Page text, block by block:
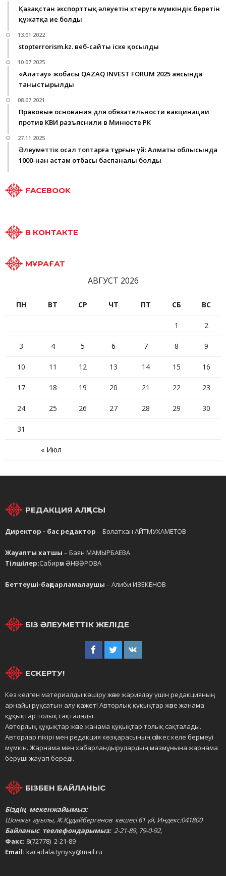
Қазақстан экспорттық әлеуетін көтеруге мүмкіндік беретін
құжатқа ие болды
13.01.2022
stopterrorism.kz. веб-сайты іске қосылды
10.07.2025
«Алатау» жобасы QAZAQ INVEST FORUM 2025 аясында
таныстырылды
08.07.2021
Правовые основания для обязательности вакцинации
против КВИ разъяснили в Минюсте РК
27.11.2025
Әлеуметтік осал топтарға тұрғын үй: Алматы облысында
1000-нан астам отбасы баспаналы болды
FACEBOOK
В КОНТАКТЕ
МҰРАҒАТ
АВГУСТ 2026
ПН ВТ СР ЧТ ПТ СБ ВС
« Июл
1 2
3 4 5 6 7 8 9
10 11 12 13 14 15 16
17 18 19 20 21 22 23
24 25 26 27 28 29 30
31
РЕДАКЦИЯ АЛҚАСЫ
Директор - бас редактор – Болатхан АЙТМУХАМЕТОВ
Жауапты хатшы – Баян МАМЫРБАЕВА
Тілшілер:Сабирәм ӘНВӘРОВА
Беттеуші-бағдарламалаушы – Алиби ИЗЕКЕНОВ
БІЗ ӘЛЕУМЕТТІК ЖЕЛІДЕ
ЕСКЕРТУ!
Кез келген материалды көшіру және жариялау үшін редакцияның
арнайы рұқсатын алу қажет! Авторлық құқықтар және жанама
құқықтар толық сақталады.
Авторлық құқықтар және жанама құқықтар толық сақталады.
Авторлар пікірі мен редакция көзқарасының сәйкес келе бермеуі
мүмкін. Жарнама мен хабарландырулардың мазмұнына жарнама
беруші жауап береді.
БІЗБЕН БАЙЛАНЫС
Біздің мекенжайымыз:
Шонжы ауылы, Ж.Құдайбергенов көшесі 61 үй, Индекс:041800
Байланыс теелефондарымыз: 2-21-89, 79-0-92,
Факс: 8(72778) 2-21-89
Email: karadala.tynysy@mail.ru